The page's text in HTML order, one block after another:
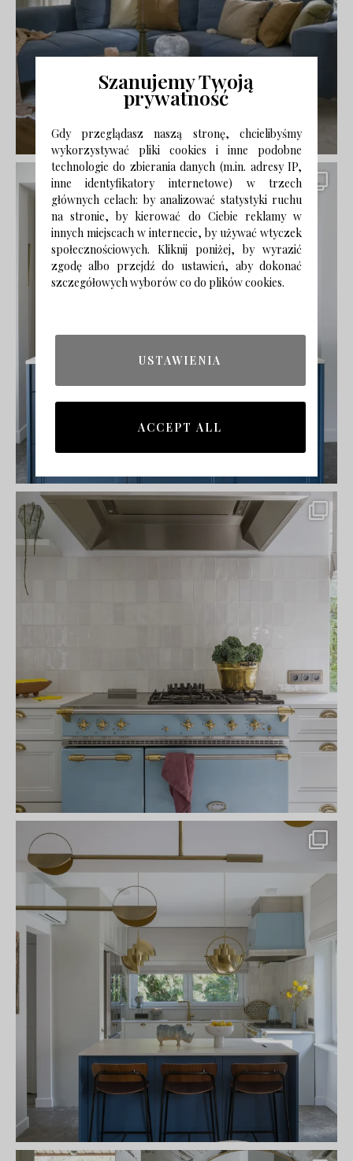
Szanujemy Twoją
prywatność
Gdy przeglądasz naszą stronę, chcielibyśmy
wykorzystywać pliki cookies i inne podobne
technologie do zbierania danych (m.in. adresy IP,
inne identyfikatory internetowe) w trzech
głównych celach: by analizować statystyki ruchu
na stronie, by kierować do Ciebie reklamy w
innych miejscach w internecie, by używać wtyczek
społecznościowych. Kliknij poniżej, by wyrazić
zgodę albo przejdź do ustawień, aby dokonać
szczegółowych wyborów co do plików cookies.
USTAWIENIA
ACCEPT ALL